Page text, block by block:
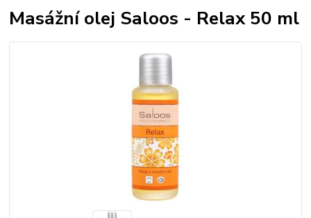
Masážní olej Saloos - Relax 50 ml